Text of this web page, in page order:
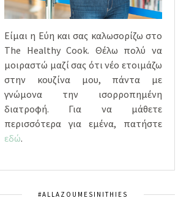
Είμαι η Εύη και σας καλωσορίζω στο
The Healthy Cook. Θέλω πολύ να
μοιραστώ μαζί σας ότι νέο ετοιμάζω
στην κουζίνα μου, πάντα με
γνώμονα την ισορροπημένη
διατροφή. Για να μάθετε
περισσότερα για εμένα, πατήστε
εδώ.
#ALLAZOUMESINITHIES